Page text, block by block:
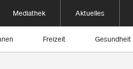
Mediathek Aktuelles
Freizeit Gesundheit